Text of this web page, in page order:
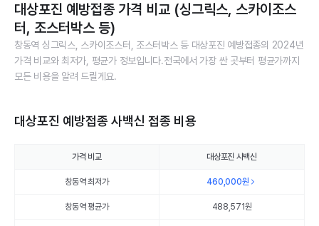
대상포진 예방접종 가격 비교 (싱그릭스, 스카이조스
터, 조스터박스 등)
창동역 싱그릭스, 스카이조스터, 조스터박스 등 대상포진 예방접종의 2024년
가격 비교와 최저가, 평균가 정보입니다.전국에서 가장 싼 곳부터 평균가까지
모든 비용을 알려 드릴게요.
대상포진 예방접종 사백신 접종 비용
가격 비교 대상포진 사백신
창동역 최저가 460,000원
창동역 평균가 488,571원